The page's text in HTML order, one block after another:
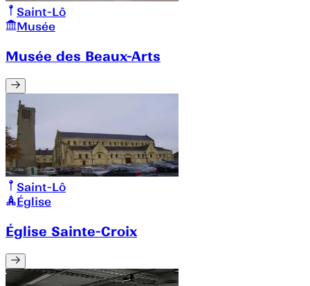
Saint-Lô
Musée
Musée des Beaux-Arts
Saint-Lô
Église
Église Sainte-Croix